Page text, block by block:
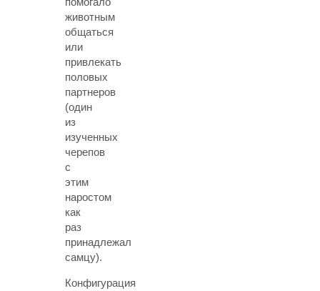
животным
общаться
или
привлекать
половых
партнеров
(один
из
изученных
черепов
с
этим
наростом
как
раз
принадлежал
самцу).
Конфигурация